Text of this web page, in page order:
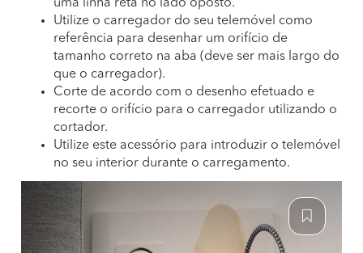
uma linha reta no lado oposto.
Utilize o carregador do seu telemóvel como
referência para desenhar um orifício de
tamanho correto na aba (deve ser mais largo do
que o carregador).
Corte de acordo com o desenho efetuado e
recorte o orifício para o carregador utilizando o
cortador.
Utilize este acessório para introduzir o telemóvel
no seu interior durante o carregamento.